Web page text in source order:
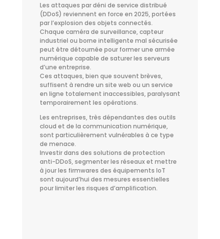
Les attaques par déni de service distribué
(DDoS) reviennent en force en 2025, portées
par l’explosion des objets connectés.
Chaque caméra de surveillance, capteur
industriel ou borne intelligente mal sécurisée
peut être détournée pour former une armée
numérique capable de saturer les serveurs
d’une entreprise.
Ces attaques, bien que souvent brèves,
suffisent à rendre un site web ou un service
en ligne totalement inaccessibles, paralysant
temporairement les opérations.
Les entreprises, très dépendantes des outils
cloud et de la communication numérique,
sont particulièrement vulnérables à ce type
de menace.
Investir dans des solutions de protection
anti-DDoS, segmenter les réseaux et mettre
à jour les firmwares des équipements IoT
sont aujourd’hui des mesures essentielles
pour limiter les risques d’amplification.